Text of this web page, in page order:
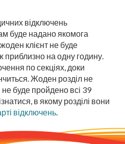
відключень
буде надано якомога
клієнт не буде
на одну годину.
по секціях, доки
Жоден розділ не
буде пройдено всі 39
в якому розділі вони
відключень.